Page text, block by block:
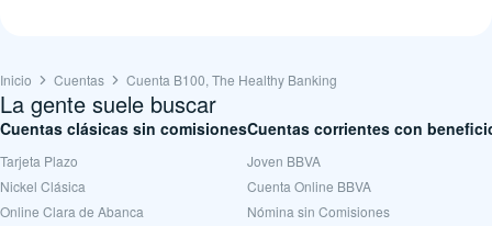
Inicio Cuentas Cuenta B100, The Healthy Banking
La gente suele buscar
Cuentas clásicas sin comisiones
Tarjeta Plazo
Nickel Clásica
Online Clara de Abanca
Cuentas corrientes con
Joven BBVA
Cuenta Online BBVA
Nómina sin Comisiones